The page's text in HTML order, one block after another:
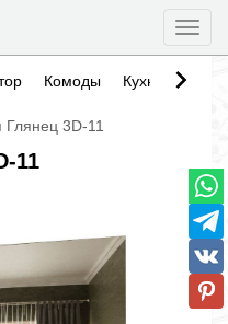
Комоды Кухни
3D-11
11